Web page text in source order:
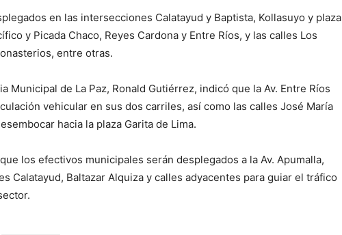
en las intersecciones Calatayud y Baptista, Kollasuyo y plaza
y Picada Chaco, Reyes Cardona y Entre Ríos, y las calles Los
entre otras.
Municipal de La Paz, Ronald Gutiérrez, indicó que la Av. Entre Ríos
vehicular en sus dos carriles, así como las calles José María
hacia la plaza Garita de Lima.
los efectivos municipales serán desplegados a la Av. Apumalla,
Calatayud, Baltazar Alquiza y calles adyacentes para guiar el tráfico